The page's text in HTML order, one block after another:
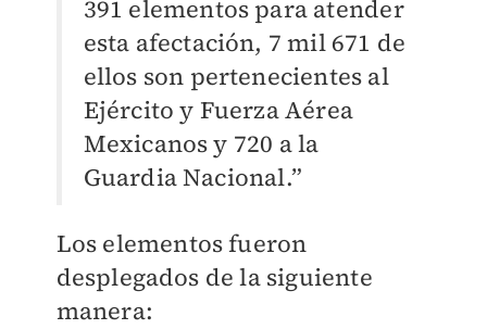
391 elementos para atender
esta afectación, 7 mil 671 de
ellos son pertenecientes al
Ejército y Fuerza Aérea
Mexicanos y 720 a la
Guardia Nacional.”
Los elementos fueron
desplegados de la siguiente
manera: